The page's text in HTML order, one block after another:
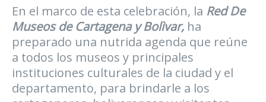
En el marco de esta celebración, la Red De
Museos de Cartagena y Bolìvar, ha
preparado una nutrida agenda que reúne
a todos los museos y principales
instituciones culturales de la ciudad y el
departamento, para brindarle a los